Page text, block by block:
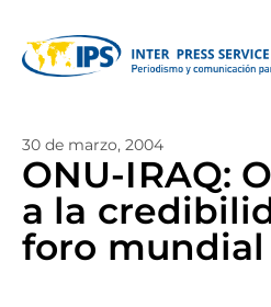
30 de marzo, 2004
ONU-IRAQ:
a la
foro mundial